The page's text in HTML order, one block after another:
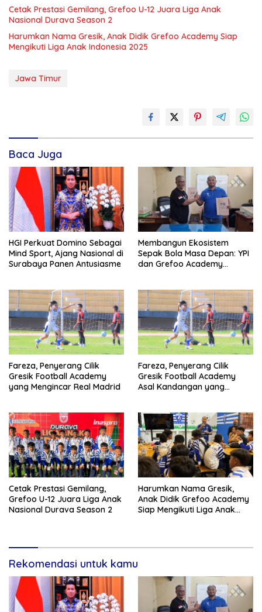
Cetak Prestasi Gemilang, Grefoo U-12 Juara Liga Anak
Nasional Durava Season 2
Harumkan Nama Gresik, Anak Didik Grefoo Academy Siap
Mengikuti Liga Anak Indonesia 2025
Jawa Timur
Baca Juga
HGI Perkuat Domino Sebagai
Mind Sport, Ajang Nasional di
Surabaya Panen Antusiasme
Membangun Ekosistem
Sepak Bola Masa Depan: YPI
dan Grefoo Academy
Fareza, Penyerang Cilik
Gresik Football Academy
yang Mengincar Real Madrid
Fareza, Penyerang Cilik
Gresik Football Academy
Asal Kandangan yang
Cetak Prestasi Gemilang,
Grefoo U-12 Juara Liga Anak
Nasional Durava Season 2
Harumkan Nama Gresik,
Anak Didik Grefoo Academy
Siap Mengikuti Liga Anak
Rekomendasi untuk kamu